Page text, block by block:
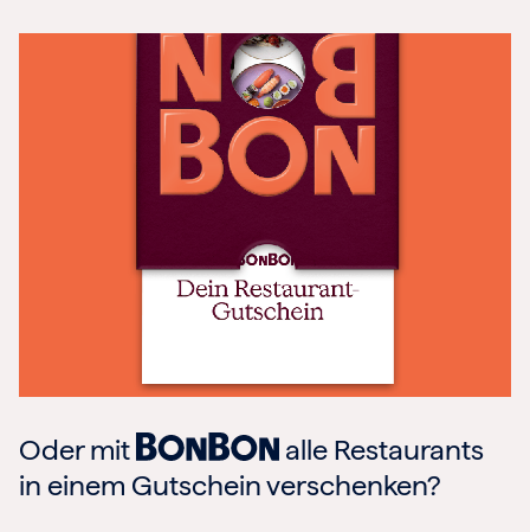
Oder mit
alle Restaurants
in einem Gutschein verschenken?